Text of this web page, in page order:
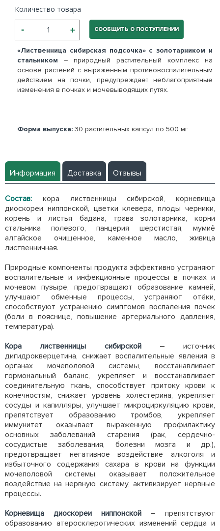
«Лиственница сибирская подсочка» с золотарником и
стальником – природный растительный комплекс на
основе растений с выраженным противовоспалительным
действием на почки, предупреждает неблагоприятные
изменения в почках и мочевыводящих путях.
Форма выпуска: 30 растительных капсул по 500 мг
Количество товара
СООБЩИТЬ О ПОСТУПЛЕНИИ
Информация Доставка Отзывы
Состав: кора лиственницы сибирской, корневища
диоскореи ниппонской, цветки клевера, плоды черники,
корень и листья бадана, трава золотарника, корни
стальника полевого, панцерия шерстистая, мумиё
алтайское очищенное, каменное масло, живица
лиственничная.
Природные компоненты продукта эффективно устраняют
воспалительные и инфекционные процессы в почках и
мочевом пузыре, предотвращают образование камней,
улучшают обменные процессы, устраняют отёки,
способствуют устранению симптомов воспаления почек
(боли в пояснице, повышение артериального давления,
температура).
Кора лиственницы сибирской– источник
дигидрокверцетина, снижает воспалительные явления в
органах мочеполовой системы, восстанавливает
гормональный баланс, укрепляет и восстанавливает
соединительную ткань, способствует притоку крови к
конечностям, снижает уровень холестерина, укрепляет
сосуды и капилляры, улучшает микроциркуляцию крови,
препятствует образованию тромбов, укрепляет
иммунитет, оказывает выраженную профилактику
основных заболеваний старения (рак, сердечно-
сосудистые заболевания, болезни мозга и др.),
предотвращает негативное воздействие алкоголя и
избыточного содержания сахара в крови на функции
мочеполовой системы, оказывает положительное
воздействие на нервную систему, активизирует нервные
процессы.
Корневища диоскореи ниппонской– препятствуют
образованию атеросклеротических изменений сердца и